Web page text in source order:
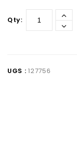
Qty:
UGS :127756